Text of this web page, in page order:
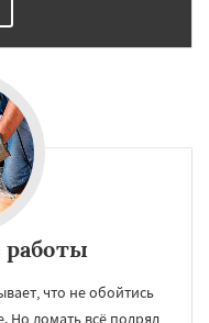
что не обойтись